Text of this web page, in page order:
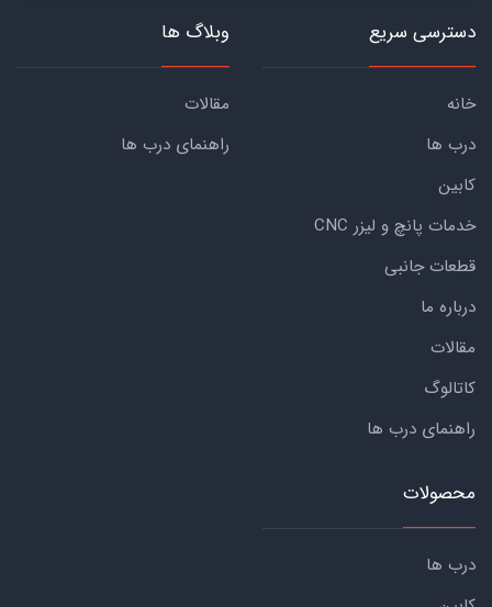
دسترسی سریع
خانه
درب ها
کابین
خدمات پانچ و لیزر CNC
قطعات جانبی
درباره ما
مقالات
کاتالوگ
راهنمای درب ها
وبلاگ ها
مقالات
راهنمای درب ها
محصولات
درب ها